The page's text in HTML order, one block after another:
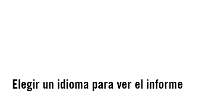
Elegir un idioma para ver el informe